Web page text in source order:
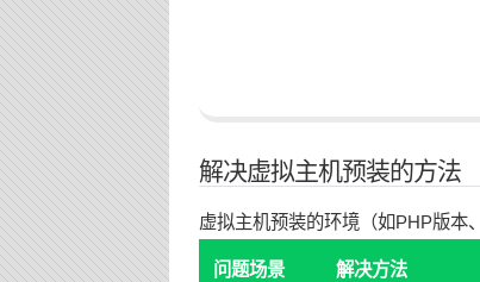
解决虚拟主机预装的方法
虚拟主机预装的环境（如PHP版本
问题场景 解决方法